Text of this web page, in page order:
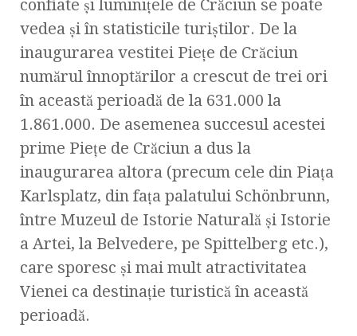
confíate şi luminiţele de Crăciun se poate
vedea şi în statisticile turiştilor. De la
inaugurarea vestitei Pieţe de Crăciun
numărul înnoptărilor a crescut de trei ori
în această perioadă de la 631.000 la
1.861.000. De asemenea succesul acestei
prime Pieţe de Crăciun a dus la
inaugurarea altora (precum cele din Piaţa
Karlsplatz, din faţa palatului Schönbrunn,
între Muzeul de Istorie Naturală şi Istorie
a Artei, la Belvedere, pe Spittelberg etc.),
care sporesc şi mai mult atractivitatea
Vienei ca destinaţie turistică în această
perioadă.